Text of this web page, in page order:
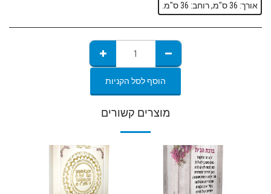
אורך: 36 ס"מ, רוחב: 36 ס"מ.
הוסף לסל הקניות
מוצרים קשורים